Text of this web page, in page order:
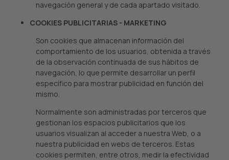
navegación general y de cada apartado visitado.
COOKIES PUBLICITARIAS - MARKETING
Son cookies que almacenan información del
comportamiento de los usuarios, obtenida a través
de la observación continuada de sus hábitos de
navegación, lo que permite desarrollar un perfil
específico para mostrar publicidad en función del
mismo.
Normalmente son administradas por terceros que
gestionan los espacios publicitarios que los
usuarios visualizan al acceder a nuestra Web, o a
nuestra publicidad en webs de terceros. Estas
cookies permiten, entre otros, medir la efectividad